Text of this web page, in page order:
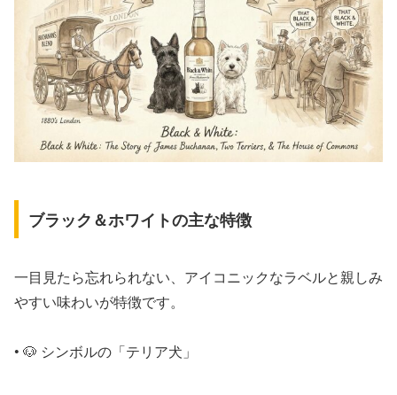
ブラック＆ホワイトの主な特徴
一目見たら忘れられない、アイコニックなラベルと親しみ
やすい味わいが特徴です。
• 🐶 シンボルの「テリア犬」